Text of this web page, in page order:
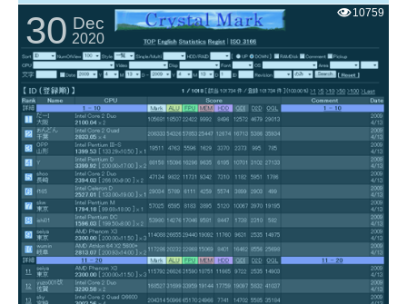
30 Dec
2020
10759